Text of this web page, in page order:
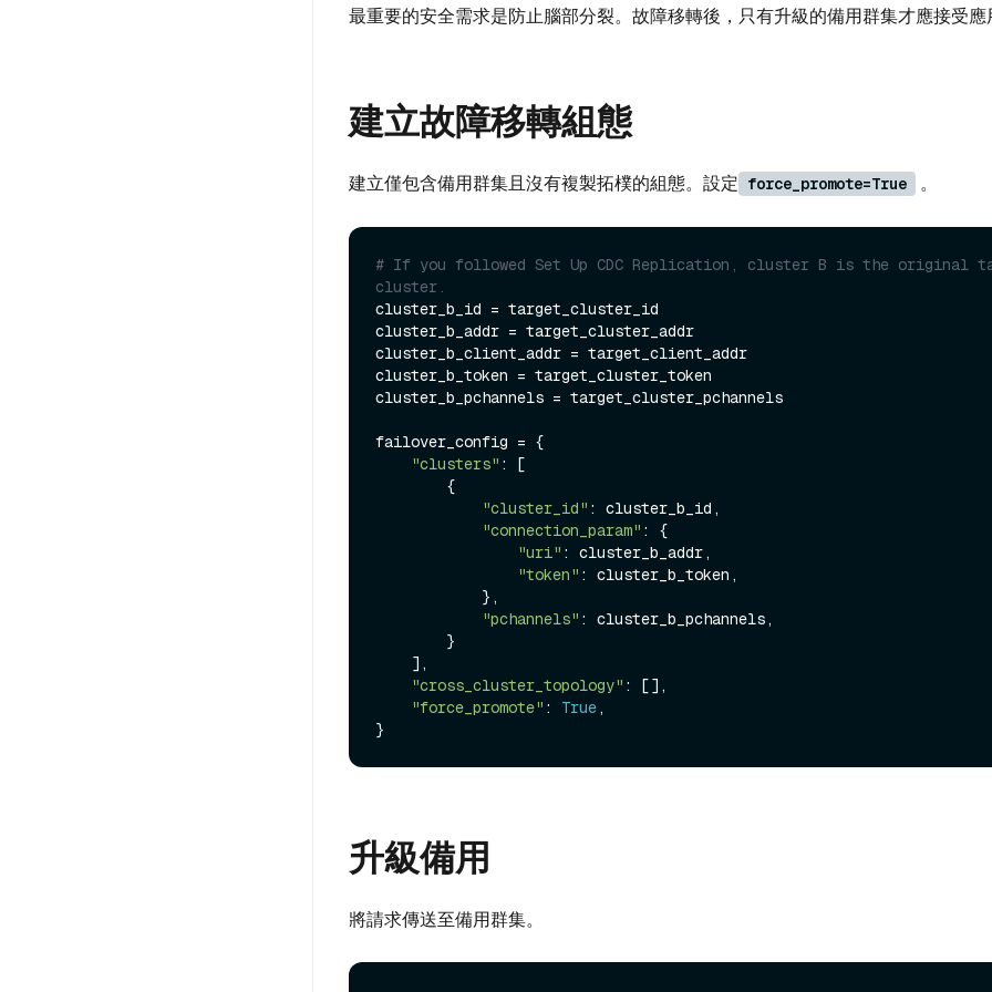
最重要的安全需求是防止腦部分裂。故障移轉後，只有升級的備用群集才應接受應
建立故障移轉組態
建立僅包含備用群集且沒有複製拓樸的組態。設定 force_promote=True 。
# If you followed Set Up CDC Replication, cluster B is the original
cluster.
cluster_b_id = target_cluster_id
cluster_b_addr = target_cluster_addr
cluster_b_client_addr = target_client_addr
cluster_b_token = target_cluster_token
cluster_b_pchannels = target_cluster_pchannels
failover_config = {
"clusters" : [
"cluster_id" : cluster_b_id,
"connection_param" : {
"uri" : cluster_b_addr,
"token" : cluster_b_token,
"pchannels" : cluster_b_pchannels,
"cross_cluster_topology" : [],
"force_promote" : True ,
升級備用
將請求傳送至備用群集。